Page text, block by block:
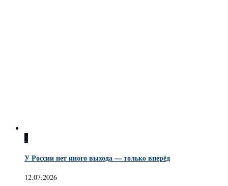
3
У России нет иного выхода — только вперёд
12.07.2026